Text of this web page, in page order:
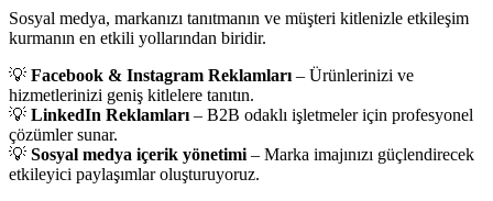
Sosyal medya, markanızı tanıtmanın ve müşteri kitlenizle etkileşim
kurmanın en etkili yollarından biridir.
💡 Facebook & Instagram Reklamları – Ürünlerinizi ve
hizmetlerinizi geniş kitlelere tanıtın.
💡 LinkedIn Reklamları – B2B odaklı işletmeler için profesyonel
çözümler sunar.
💡 Sosyal medya içerik yönetimi – Marka imajınızı güçlendirecek
etkileyici paylaşımlar oluşturuyoruz.